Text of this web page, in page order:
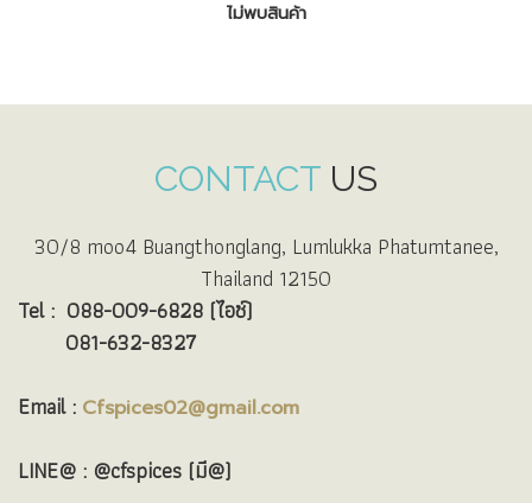
ไม่พบสินค้า
CONTACT US
30/8 moo4 Buangthonglang, Lumlukka Phatumtanee,
Thailand 12150
Tel : 088-009-6828 (ไอซ์)
081-632-8327
Email : Cfspices02@gmail.com
LINE@ : @cfspices (มี@)